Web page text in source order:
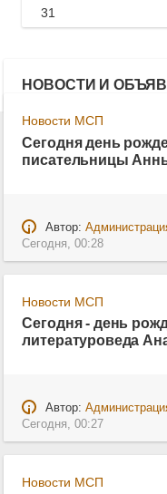
31
НОВОСТИ И
Новости МСП
Сегодня день
писательницы
Автор:
Сегодня, 00:28
Новости МСП
Сегодня - день
литературоведа
Автор:
Сегодня, 00:27
Новости МСП